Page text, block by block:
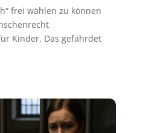
frei wählen zu können
Kinder. Das gefährdet